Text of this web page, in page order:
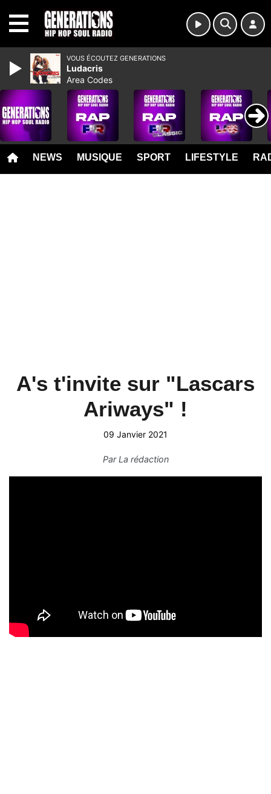
NEWS MUSIQUE SPORT LIFESTYLE
A's t'invite sur "Lascars
Ariways" !
09 Janvier 2021
ParLa rédaction
VOUS ÉCOUTEZ GENERATIONS
Ludacris
Area Codes